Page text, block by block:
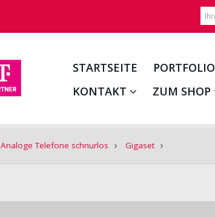
STARTSEITE PORTFOLIO
KONTAKT
ZUM SHOP
Analoge Telefone schnurlos Gigaset